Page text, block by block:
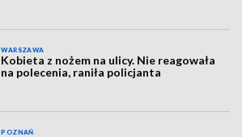
WARSZAWA
Kobieta z nożem na ulicy. Nie reagowała
na polecenia, raniła policjanta
POZNAŃ